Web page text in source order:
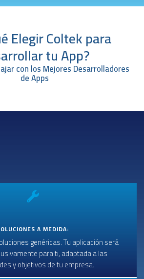
Elegir Coltek para
tu App?
con los Mejores Desarrolladores
de Apps
A MEDIDA:
genéricas. Tu aplicación será
para ti, adaptada a las
y objetivos de tu empresa.